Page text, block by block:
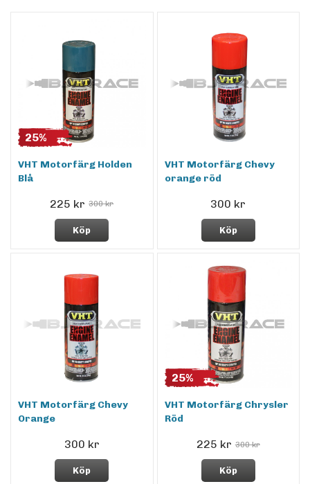
25%
VHT Motorfärg Holden
Blå
225 kr 300 kr
Köp
VHT Motorfärg Chevy
orange röd
300 kr
Köp
VHT Motorfärg Chevy
Orange
300 kr
Köp
25%
VHT Motorfärg Chrysler
Röd
225 kr 300 kr
Köp